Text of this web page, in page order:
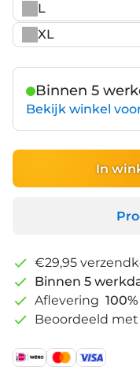
L
XL
Binnen 5
Bekijk winkel
In
€29,95
Binnen 5
Aflevering
Beoordeeld